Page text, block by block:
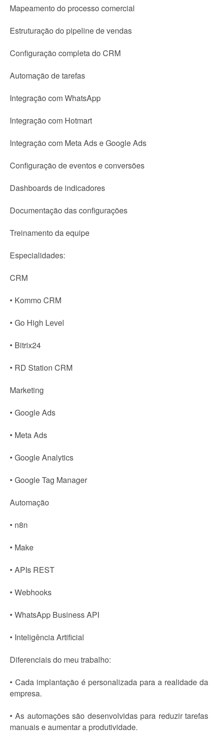
Mapeamento do processo comercial
Estruturação do pipeline de vendas
Configuração completa do CRM
Automação de tarefas
Integração com WhatsApp
Integração com Hotmart
Integração com Meta Ads e Google Ads
Configuração de eventos e conversões
Dashboards de indicadores
Documentação das configurações
Treinamento da equipe
Especialidades:
CRM
• Kommo CRM
• Go High Level
• Bitrix24
• RD Station CRM
Marketing
• Google Ads
• Meta Ads
• Google Analytics
• Google Tag Manager
Automação
• n8n
• Make
• APIs REST
• Webhooks
• WhatsApp Business API
• Inteligência Artificial
Diferenciais do meu trabalho:
• Cada implantação é personalizada para a realidade da
empresa.
• As automações são desenvolvidas para reduzir tarefas
manuais e aumentar a produtividade.